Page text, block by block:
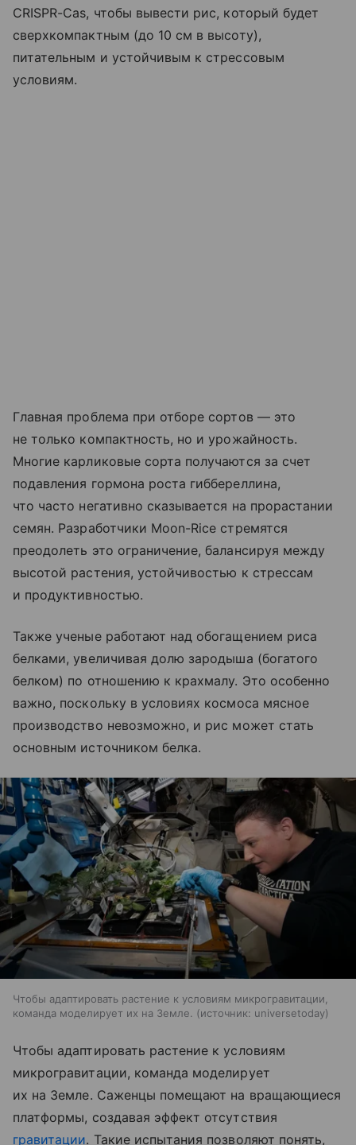
CRISPR-Cas, чтобы вывести рис, который будет
сверхкомпактным (до 10 см в высоту),
питательным и устойчивым к стрессовым
условиям.
Главная проблема при отборе сортов — это
не только компактность, но и урожайность.
Многие карликовые сорта получаются за счет
подавления гормона роста гиббереллина,
что часто негативно сказывается на прорастании
семян. Разработчики Moon-Rice стремятся
преодолеть это ограничение, балансируя между
высотой растения, устойчивостью к стрессам
и продуктивностью.
Также ученые работают над обогащением риса
белками, увеличивая долю зародыша (богатого
белком) по отношению к крахмалу. Это особенно
важно, поскольку в условиях космоса мясное
производство невозможно, и рис может стать
основным источником белка.
Чтобы адаптировать растение к условиям микрогравитации,
команда моделирует их на Земле.
источник: universetoday
Чтобы адаптировать растение к условиям
микрогравитации, команда моделирует
их на Земле. Саженцы помещают на вращающиеся
платформы, создавая эффект отсутствия
гравитации. Такие испытания позволяют понять,